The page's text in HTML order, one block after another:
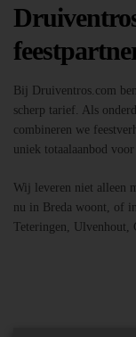
Bij Druiventros.com
scherp tarief. Als
combineren we
uniek totaalaanbod
Wij leveren niet alleen
nu in Breda woont, of
Teteringen, Ulvenhout,